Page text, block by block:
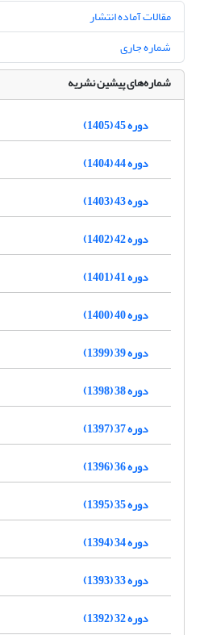
مقالات آماده انتشار
شماره جاری
شماره‌های پیشین نشریه
دوره 45 (1405)
دوره 44 (1404)
دوره 43 (1403)
دوره 42 (1402)
دوره 41 (1401)
دوره 40 (1400)
دوره 39 (1399)
دوره 38 (1398)
دوره 37 (1397)
دوره 36 (1396)
دوره 35 (1395)
دوره 34 (1394)
دوره 33 (1393)
دوره 32 (1392)